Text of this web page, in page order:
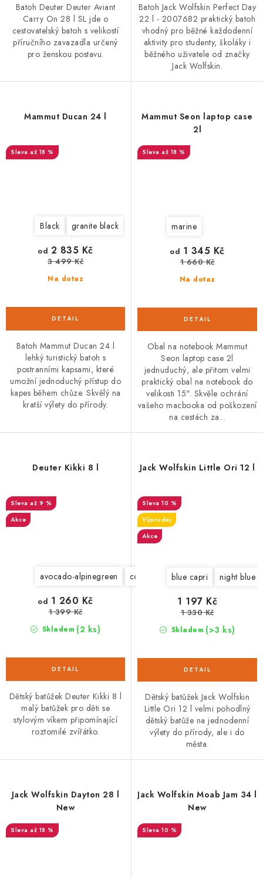
Batoh Deuter Deuter Aviant
Carry On 28 l SL jde o
cestovatelský batoh s velikostí
příručního zavazadla určený
pro ženskou postavu.
Batoh Jack Wolfskin Perfect Day
22 l - 2007682 praktický batoh
vhodný pro běžné každodenní
aktivity pro studenty, školáky i
běžného uživatele od značky
Jack Wolfskin.
Mammut Ducan 24 l
až 18 %
Black granite black
Na dotaz
od 2 835 Kč
3 499 Kč
Batoh Mammut Ducan 24 l
lehký turistický batoh s
postranními kapsami, které
umožní jednoduchý přístup do
kapes během chůze. Skvělý na
kratší výlety do přírody.
Mammut Seon laptop case
2l
až 18 %
marine
Na dotaz
od 1 345 Kč
1 660 Kč
Obal na notebook Mammut
Seon laptop case 2l
jednuduchý, ale přitom velmi
praktický obal na notebook do
velikosti 15". Skvěle ochrání
vašeho macbooka od poškození
na cestách za...
Deuter Kikki 8 l
až 9 %
Akce
avocado-alpinegreen coolblue-midnight
Skladem (2 ks)
od 1 260 Kč
1 399 Kč
Dětský batůžek Deuter Kikki 8 l
malý batůžek pro děti se
stylovým víkem připomínající
roztomilé zvířátko.
Jack Wolfskin Little Ori 12 l
10 %
Výprodej
Akce
blue capri night blue
Skladem (>3 ks)
1 197 Kč
1 330 Kč
Dětský batůžek Jack Wolfskin
Little Ori 12 l velmi pohodlný
dětský batůže na jednodenní
výlety do přírody, ale i do
města.
Jack Wolfskin Dayton 28 l
New
až 18 %
Jack Wolfskin Moab Jam 34 l
New
10 %